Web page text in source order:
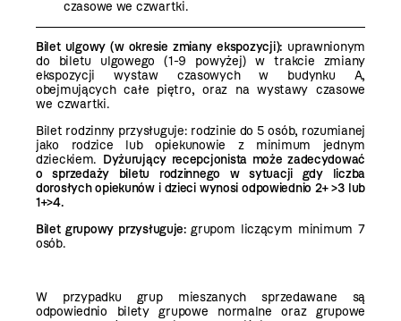
czasowe we czwartki.
Bilet ulgowy (w okresie zmiany ekspozycji):uprawnionym
do biletu ulgowego (1-9 powyżej) w trakcie zmiany
ekspozycji wystaw czasowych w budynku A,
obejmujących całe piętro, oraz na wystawy czasowe
we czwartki.
Bilet rodzinny przysługuje: rodzinie do 5 osób, rozumianej
jako rodzice lub opiekunowie z minimum jednym
dzieckiem. Dyżurujący recepcjonista może zadecydować
o sprzedaży biletu rodzinnego w sytuacji gdy liczba
dorosłych opiekunów i dzieci wynosi odpowiednio 2+ >3 lub
1+>4.
Bilet grupowy przysługuje:grupom liczącym minimum 7
osób.
W przypadku grup mieszanych sprzedawane są
odpowiednio bilety grupowe normalne oraz grupowe